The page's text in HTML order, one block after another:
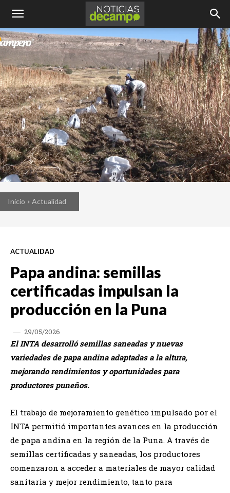
Inicio Actualidad
ACTUALIDAD
Papa andina: semillas
certificadas impulsan la
producción en la Puna
29/05/2026
El INTA desarrolló semillas saneadas y nuevas
variedades de papa andina adaptadas a la altura,
mejorando rendimientos y oportunidades para
productores puneños.
El trabajo de mejoramiento genético impulsado por el
INTA permitió importantes avances en la producción
de papa andina en la región de la Puna. A través de
semillas certificadas y saneadas, los productores
comenzaron a acceder a materiales de mayor calidad
sanitaria y mejor rendimiento, tanto para